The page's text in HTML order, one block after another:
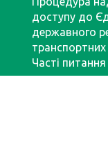
доступу до
державного
транспортних
Часті питання